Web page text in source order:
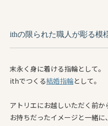
ithの限られた職人が彫る模
末永く身に着ける指輪として。
ithでつくる結婚指輪として。
アトリエにお越しいただく前か
お持ちだったイメージと一緒に、